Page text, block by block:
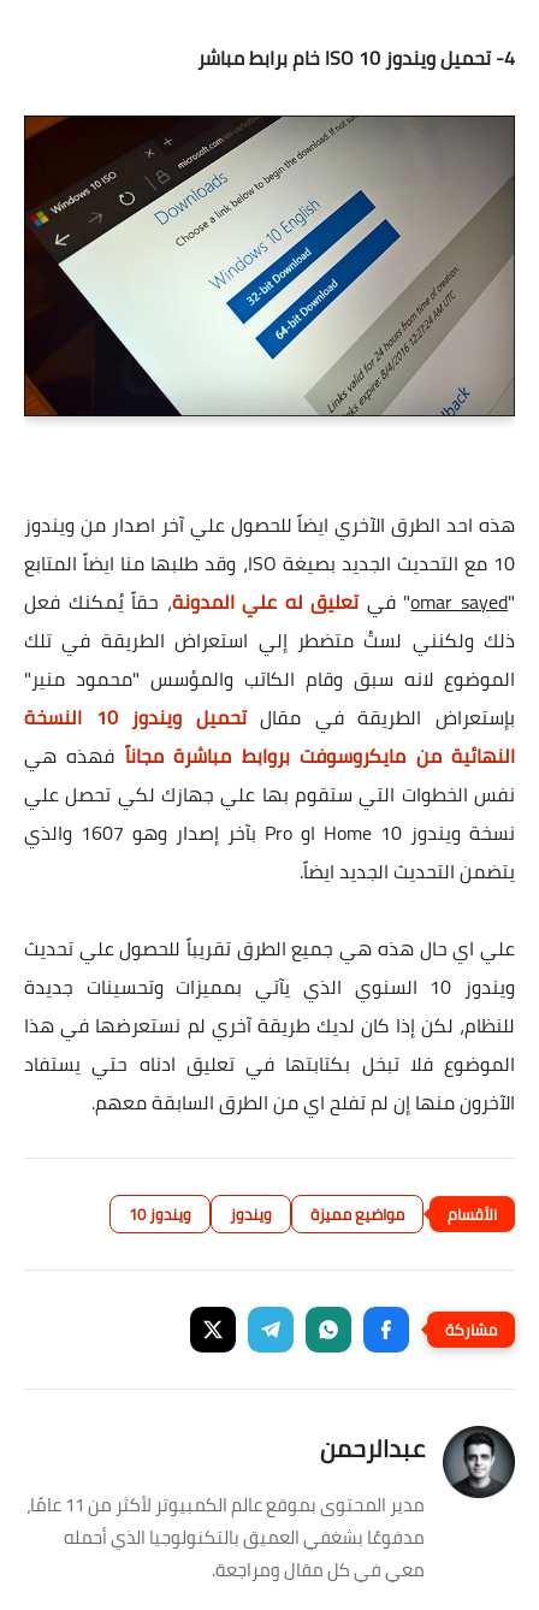
4- تحميل ويندوز 10 ISO خام برابط مباشر
هذه احد الطرق الآخري ايضاً للحصول علي آخر اصدار من ويندوز
10 مع التحديث الجديد بصيغة ISO، وقد طلبها منا ايضاً المتابع
"
omar sayed" فيتعليق له علي المدونة، حقاً يُمكنك فعل
ذلك ولكنني لستُ متضطر إلي استعراض الطريقة في تلك
الموضوع لانه سبق وقام الكاتب والمؤسس "محمود منير"
بإستعراض الطريقة في مقال
تحميل ويندوز 10 النسخة
النهائية من مايكروسوفت بروابط مباشرة مجاناً فهذه هي
نفس الخطوات التي ستقوم بها علي جهازك لكي تحصل علي
نسخة ويندوز 10 Home او Pro بآخر إصدار وهو 1607 والذي
يتضمن التحديث الجديد ايضاً.
علي اي حال هذه هي جميع الطرق تقريباً للحصول علي تحديث
ويندوز 10 السنوي الذي يآتي بمميزات وتحسينات جديدة
للنظام، لكن إذا كان لديك طريقة آخري لم نستعرضها في هذا
الموضوع فلا تبخل بكتابتها في تعليق ادناه حتي يستفاد
الآخرون منها إن لم تفلح اي من الطرق السابقة معهم.
مواضيع مميزة ويندوز ويندوز 10
عبدالرحمن
مدير المحتوى بموقع عالم الكمبيوتر لأكثر من 11 عامًا،
مدفوعًا بشغفي العميق بالتكنولوجيا الذي أحمله
معي في كل مقال ومراجعة.